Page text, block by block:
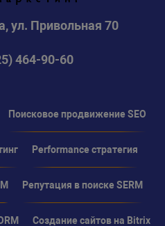
ул. Привольная 70
464-90-60
Поисковое продвижение SEO
Performance стратегия
Репутация в поиске SERM
Создание сайтов на Bitrix